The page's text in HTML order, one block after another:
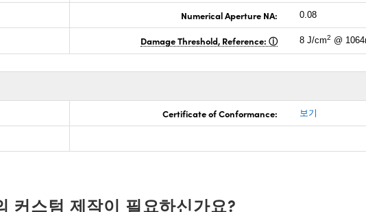
Numerical Aperture NA: 0.08
Damage Threshold, Reference: 8 J/cm2 @
Certificate of Conformance: 보기
커스텀 제작이 필요하신가요?